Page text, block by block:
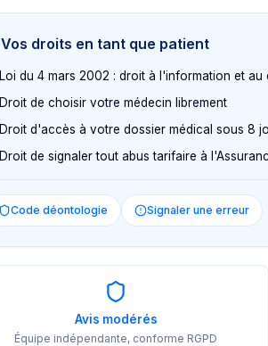
Vos droits en tant que patient
Loi du 4 mars 2002 : droit à l'information et au
Droit de choisir votre médecin librement
Droit d'accès à votre dossier médical sous 8
Droit de signaler tout abus tarifaire à
Code déontologie Signaler une erreur
Avis modérés
Équipe indépendante, conforme RGPD